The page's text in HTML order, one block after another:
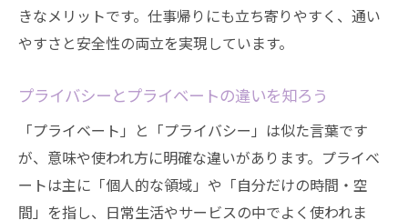
きなメリットです。仕事帰りにも立ち寄りやすく、通い
やすさと安全性の両立を実現しています。
プライバシーとプライベートの違いを知ろう
「プライベート」と「プライバシー」は似た言葉です
が、意味や使われ方に明確な違いがあります。プライベ
ートは主に「個人的な領域」や「自分だけの時間・空
間」を指し、日常生活やサービスの中でよく使われま